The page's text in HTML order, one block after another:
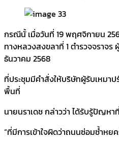
กรณีนั้ เมื่อวันที่ 19 พฤศจิกายน
ทางหลวงสงขลาที่ 1 ตำรวจจราจ
ธันวาคม 2568
ที่ประชุมมีคำสั่งให้บริษัทผู้รับเหมา
พื้นที่
นายนราเดช กล่าวว่า ได้รับรู้ปัญหา
“ที่มีการเข้าใจผิดว่าถนนซ่อมซ้ำหย